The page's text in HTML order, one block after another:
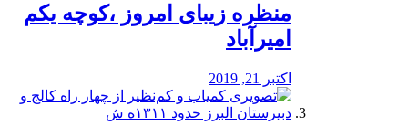
منظره‌‌ زیبای امروز ،کوچه یکم
امیرآباد
اکتبر 21, 2019